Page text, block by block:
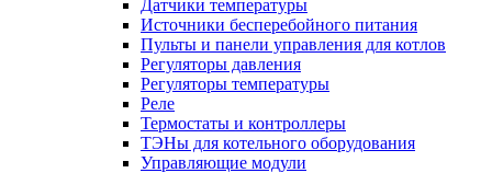
Датчики температуры
Источники бесперебойного питания
Пульты и панели управления для котлов
Регуляторы давления
Регуляторы температуры
Реле
Термостаты и контроллеры
ТЭНы для котельного оборудования
Управляющие модули